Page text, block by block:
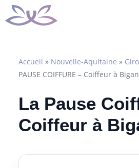
Aller
au
Accueil » Nouvelle-Aquitaine »
PAUSE COIFFURE – Coiffeur à
La Pause
Coiffeur à